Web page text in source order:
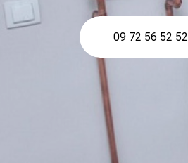
09 72 56 52 52